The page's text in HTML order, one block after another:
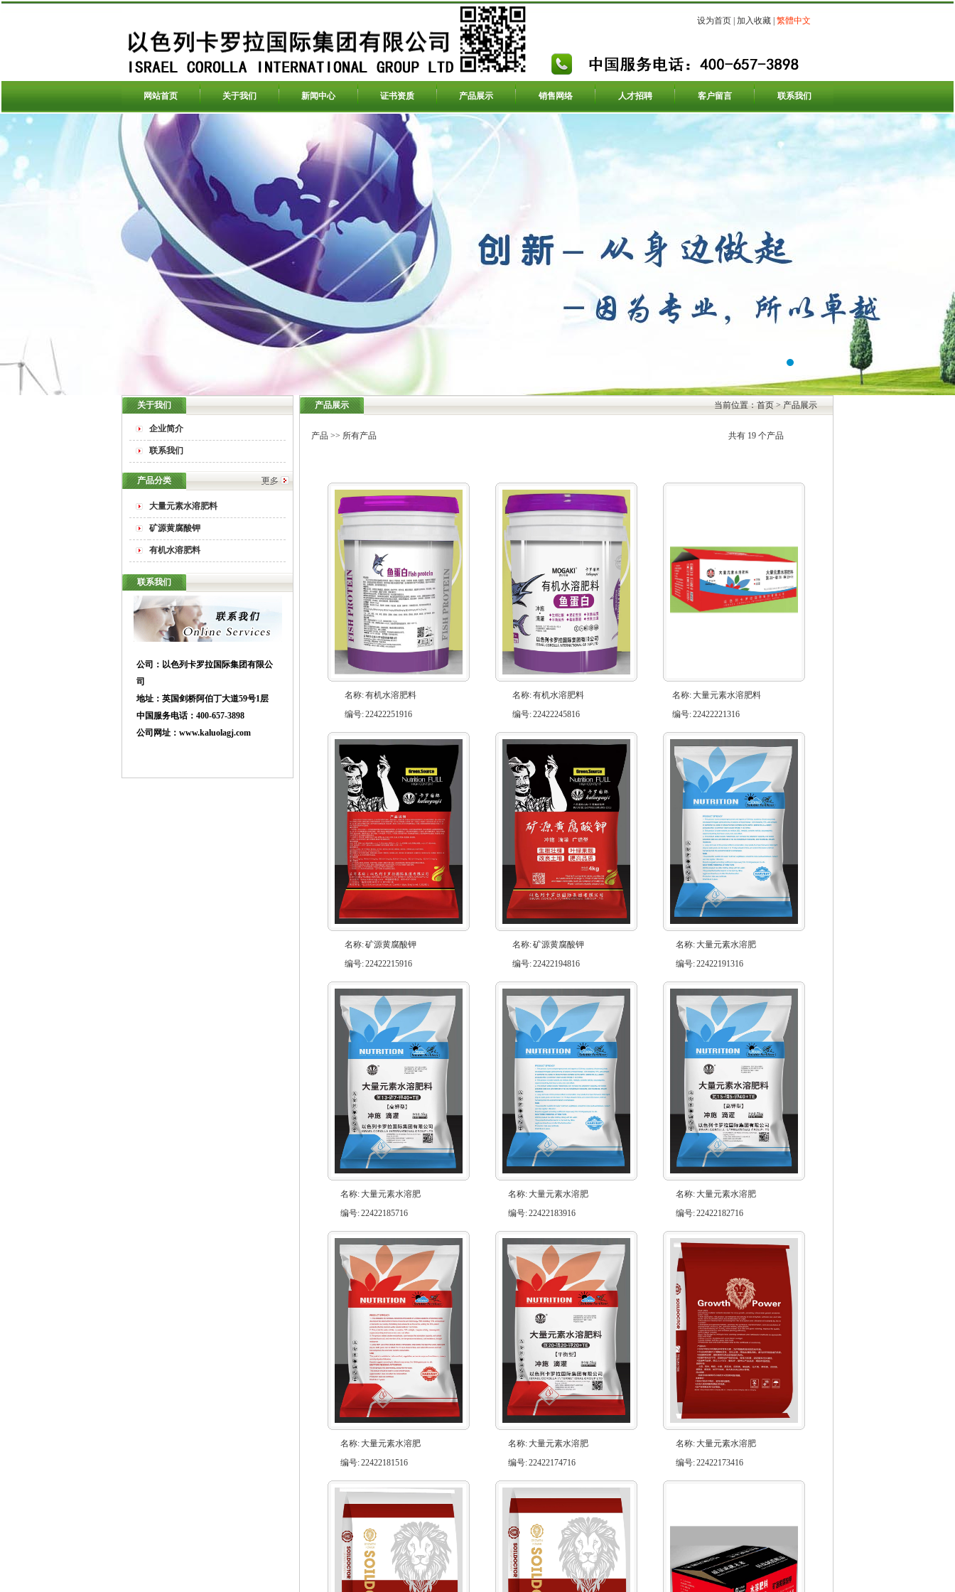
设为首页 加入收藏 繁體中文
网站首页 关于我们 新闻中心 证书资质 产品展示 销售网络 人才招聘 客户留言 联系我们
关于我们
企业简介
联系我们
产品分类
大量元素水溶肥料
矿源黄腐酸钾
有机水溶肥料
联系我们
公司：以色列卡罗拉国际集团有限公
司
地址：英国剑桥阿伯丁大道59号1层
中国服务电话：400-657-3898
公司网址：www.kaluolagj.com
产品展示 当前位置：首页 > 产品展示
产品 >> 所有产品 共有 19 个产品
名称:有机水溶肥料
编号:22422251916
名称:有机水溶肥料
编号:22422245816
名称: 大量元素水溶肥料
编号:22422221316
名称:矿源黄腐酸钾
编号:22422215916
名称:矿源黄腐酸钾
编号:22422194816
名称: 大量元素水溶肥
编号:22422191316
名称: 大量元素水溶肥
编号:22422185716
名称: 大量元素水溶肥
编号:22422183916
名称: 大量元素水溶肥
编号:22422182716
名称: 大量元素水溶肥
编号:22422181516
名称: 大量元素水溶肥
编号:22422174716
名称: 大量元素水溶肥
编号:22422173416